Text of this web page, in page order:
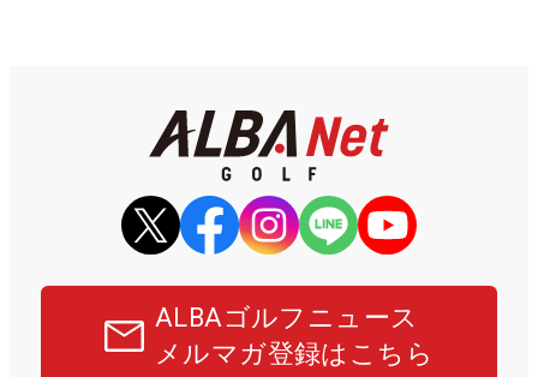
ALBAゴルフニュース
メルマガ登録はこちら